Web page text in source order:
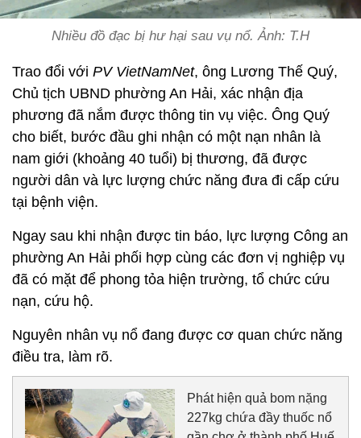
Nhiều đồ đạc bị hư hại sau vụ nổ. Ảnh: T.H
Trao đổi với PV VietNamNet, ông Lương Thế Quý,
Chủ tịch UBND phường An Hải, xác nhận địa
phương đã nắm được thông tin vụ việc. Ông Quý
cho biết, bước đầu ghi nhận có một nạn nhân là
nam giới (khoảng 40 tuổi) bị thương, đã được
người dân và lực lượng chức năng đưa đi cấp cứu
tại bệnh viện.
Ngay sau khi nhận được tin báo, lực lượng Công an
phường An Hải phối hợp cùng các đơn vị nghiệp vụ
đã có mặt để phong tỏa hiện trường, tổ chức cứu
nạn, cứu hộ.
Nguyên nhân vụ nổ đang được cơ quan chức năng
điều tra, làm rõ.
Phát hiện quả bom nặng
227kg chứa đầy thuốc nổ